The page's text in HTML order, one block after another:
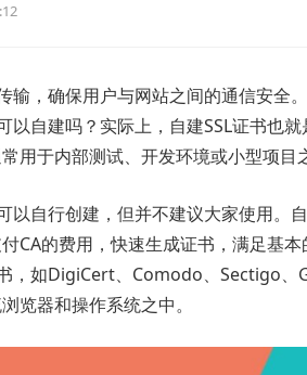
输，确保用户与网站之间的通信安全
以自建吗？实际上，自建SSL证书也
用于内部测试、开发环境或小型项目
以自行创建，但并不建议大家使用。
CA的费用，快速生成证书，满足基
，如DigiCert、Comodo、Sectigo
览器和操作系统之中。